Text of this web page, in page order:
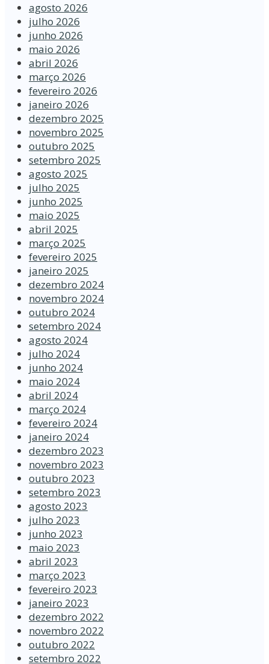
agosto 2026
julho 2026
junho 2026
maio 2026
abril 2026
março 2026
fevereiro 2026
janeiro 2026
dezembro 2025
novembro 2025
outubro 2025
setembro 2025
agosto 2025
julho 2025
junho 2025
maio 2025
abril 2025
março 2025
fevereiro 2025
janeiro 2025
dezembro 2024
novembro 2024
outubro 2024
setembro 2024
agosto 2024
julho 2024
junho 2024
maio 2024
abril 2024
março 2024
fevereiro 2024
janeiro 2024
dezembro 2023
novembro 2023
outubro 2023
setembro 2023
agosto 2023
julho 2023
junho 2023
maio 2023
abril 2023
março 2023
fevereiro 2023
janeiro 2023
dezembro 2022
novembro 2022
outubro 2022
setembro 2022